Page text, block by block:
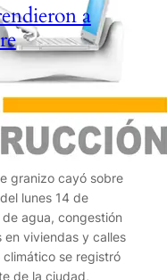
a
granizo cayó sobre
lunes 14 de
agua, congestión
viviendas y calles
climático se registró
de la ciudad,